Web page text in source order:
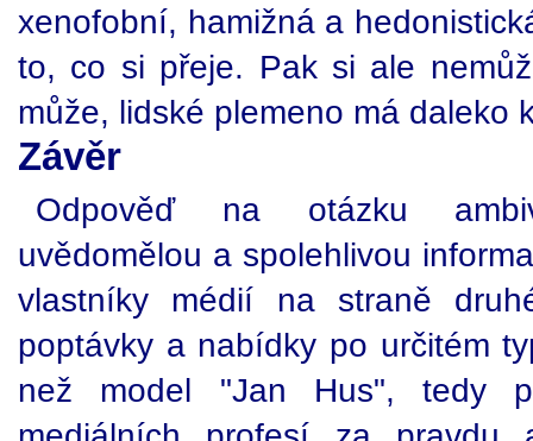
xenofobní, hamižná a
to, co si přeje. Pak si ale
může, lidské plemeno má daleko
Závěr
Odpověď na otázku
uvědomělou a spolehlivou
vlastníky médií na straně
poptávky a nabídky po určitém
než model "Jan Hus", tedy